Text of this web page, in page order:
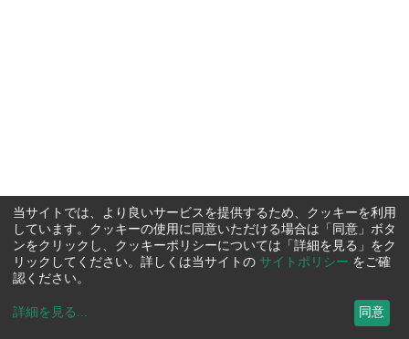
当サイトでは、より良いサービスを提供するため、クッキーを利用
しています。クッキーの使用に同意いただける場合は「同意」ボタ
ンをクリックし、クッキーポリシーについては「詳細を見る」をク
リックしてください。詳しくは当サイトの サイトポリシー をご確
認ください。
詳細を見る ... 同意